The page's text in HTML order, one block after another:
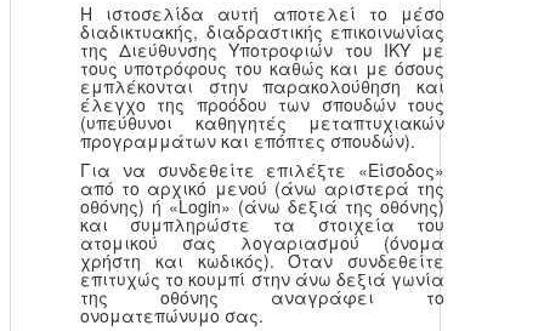
Η ιστοσελίδα αυτή αποτελεί το μέσο
διαδικτυακής, διαδραστικής επικοινωνίας
της Διεύθυνσης Υποτροφιών του ΙΚΥ με
τους υποτρόφους του καθώς και με όσους
εμπλέκονται στην παρακολούθηση και
έλεγχο της προόδου των σπουδών τους
(υπεύθυνοι καθηγητές μεταπτυχιακών
προγραμμάτων και επόπτες σπουδών).
Για να συνδεθείτε επιλέξτε «Είσοδος»
από το αρχικό μενού (άνω αριστερά της
οθόνης) ή «Login» (άνω δεξιά της οθόνης)
και συμπληρώστε τα στοιχεία του
ατομικού σας λογαριασμού (όνομα
χρήστη και κωδικός). Όταν συνδεθείτε
επιτυχώς το κουμπί στην άνω δεξιά γωνία
της οθόνης αναγράφει το
ονοματεπώνυμο σας.